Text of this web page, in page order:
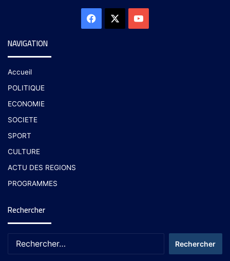
NAVIGATION
Accueil
POLITIQUE
ECONOMIE
SOCIETE
SPORT
CULTURE
ACTU DES REGIONS
PROGRAMMES
Rechercher